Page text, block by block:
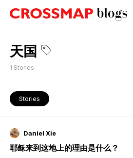
天国
1 Stories
Stories
Daniel Xie
耶稣来到这地上的理由是什么？